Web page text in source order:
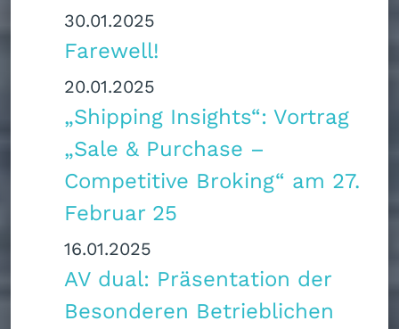
16.01.2025
AV dual: Präsentation der
Besonderen Betrieblichen
20.01.2025
„Shipping Insights“: Vortrag
„Sale & Purchase –
Competitive Broking“ am 27.
Februar 25
30.01.2025
Farewell!